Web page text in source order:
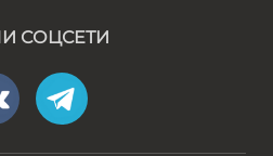
СОЦСЕТИ